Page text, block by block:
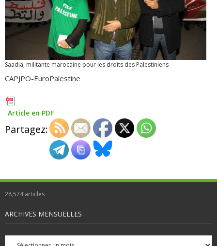
Saadia, militante marocaine pour les droits des Palestiniens
CAPJPO-EuroPalestine
Article en PDF
Partagez:
28,574articles
ARCHIVES MENSUELLES
Archives